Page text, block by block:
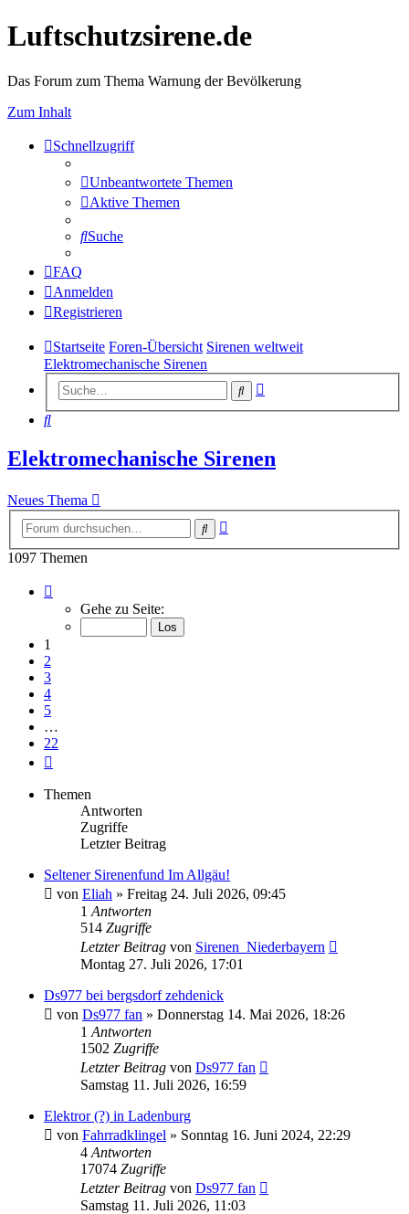
Luftschutzsirene.de
Das Forum zum Thema Warnung der Bevölkerung
Zum Inhalt
Schnellzugriff
Unbeantwortete Themen
Aktive Themen
Suche
FAQ
Anmelden
Registrieren
Startseite Foren-Übersicht Sirenen weltweit
Elektromechanische Sirenen
Suche
Suche
Elektromechanische Sirenen
Neues Thema
Suche
1097 Themen
von
Gehe zu Seite:
1
2
3
4
5
…
22
Themen
Antworten
Zugriffe
Letzter Beitrag
Seltener Sirenenfund Im Allgäu!
von Eliah » Freitag 24. Juli 2026, 09:45
1 Antworten
514 Zugriffe
Letzter Beitrag von Sirenen_Niederbayern
Montag 27. Juli 2026, 17:01
Ds977 bei bergsdorf zehdenick
von Ds977 fan » Donnerstag 14. Mai 2026, 18:26
1 Antworten
1502 Zugriffe
Letzter Beitrag von Ds977 fan
Samstag 11. Juli 2026, 16:59
Elektror (?) in Ladenburg
von Fahrradklingel » Sonntag 16. Juni 2024, 22:29
4 Antworten
17074 Zugriffe
Letzter Beitrag von Ds977 fan
Samstag 11. Juli 2026, 11:03